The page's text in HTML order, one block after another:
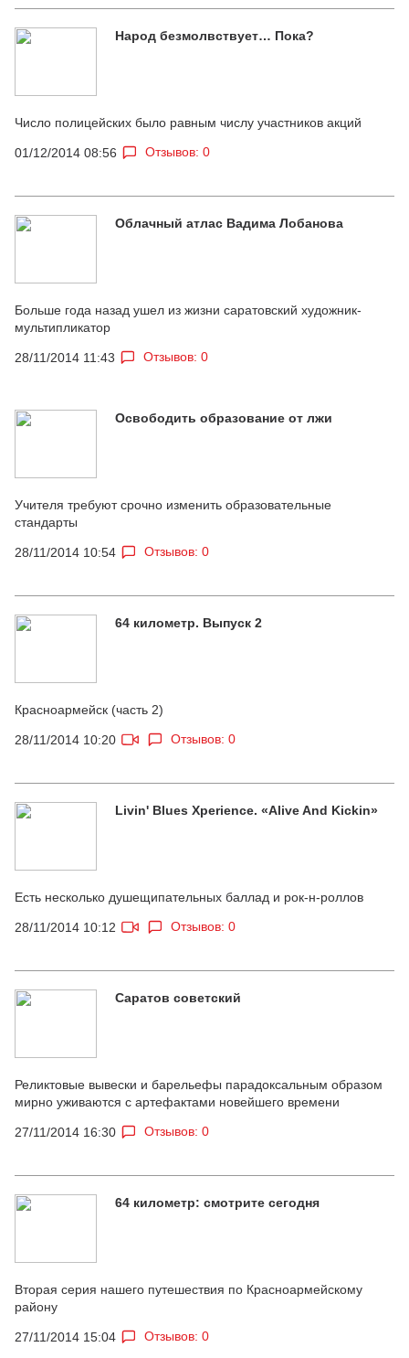
Народ безмолвствует… Пока?
Число полицейских было равным числу участников акций
01/12/2014 08:56 Отзывов: 0
Облачный атлас Вадима Лобанова
Больше года назад ушел из жизни саратовский художник-
мультипликатор
28/11/2014 11:43 Отзывов: 0
Освободить образование от лжи
Учителя требуют срочно изменить образовательные
стандарты
28/11/2014 10:54 Отзывов: 0
64 километр. Выпуск 2
Красноармейск (часть 2)
28/11/2014 10:20 Отзывов: 0
Livin' Blues Xperience. «Alive And Kickin»
Есть несколько душещипательных баллад и рок-н-роллов
28/11/2014 10:12 Отзывов: 0
Саратов советский
Реликтовые вывески и барельефы парадоксальным образом
мирно уживаются с артефактами новейшего времени
27/11/2014 16:30 Отзывов: 0
64 километр: смотрите сегодня
Вторая серия нашего путешествия по Красноармейскому
району
27/11/2014 15:04 Отзывов: 0